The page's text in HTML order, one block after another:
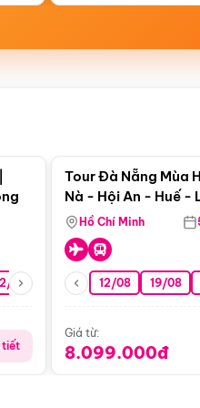
08 26/08 05/09 09/09
tiết
Tour Đà Nẵng Mùa
Nà - Hội An - Huế -
Động Thiên Đường
Hồ Chí Minh
12/08 19/08
Giá từ:
8.099.000đ